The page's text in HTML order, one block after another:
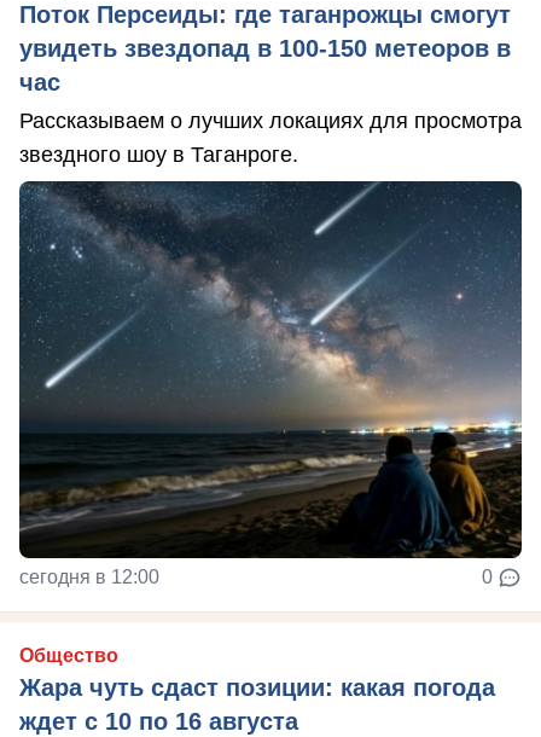
Поток Персеиды: где таганрожцы смогут
увидеть звездопад в 100-150 метеоров в
час
Рассказываем о лучших локациях для просмотра
звездного шоу в Таганроге.
сегодня в 12:00 0
Общество
Жара чуть сдаст позиции: какая погода
ждет с 10 по 16 августа